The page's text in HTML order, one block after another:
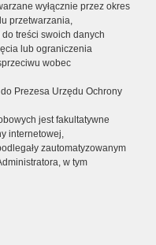
wyłącznie przez okres
przetwarzania,
treści swoich danych
lub ograniczenia
wobec
Prezesa Urzędu Ochrony
jest fakultatywne
internetowej,
zautomatyzowanym
w tym